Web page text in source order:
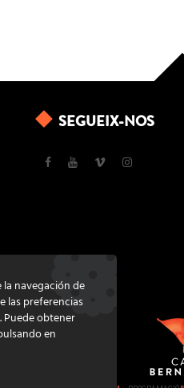
SEGUEIX-NOS
la navegación de
las preferencias
Puede obtener
en